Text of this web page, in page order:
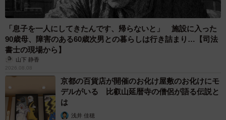
け始めます。そして自分も変わろうかと考え始めた矢先、
久慈は偶然元カノと再会します。動揺してしまいしどろも
どろになっている久慈に、亜加埜が久慈の“新しい彼女”を装
って現れるのでした。この出来事により、久慈と亜加埜の
恋愛事情は思わぬ方向へ進んでいくのです。
同作について、作者の小出もと貴さんに詳しく話を聞きま
した。
「息子を一人にしてきたんです、帰らないと」 施設に入った
90歳母、障害のある60歳次男との暮らしは行き詰まり…【司法
書士の現場から】
山下 静香
2026.08.08
京都の百貨店が開催のお化け屋敷のお化けにモ
デルがいる 比叡山延暦寺の僧侶が語る伝説と
は
浅井 佳穂